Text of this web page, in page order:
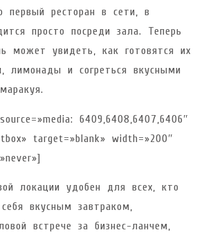
первый ресторан в сети, в
просто посреди зала. Теперь
может увидеть, как готовятся их
лимонады и согреться вкусными
6409,6408,6407,6406″
target=»blank» width=»200″
локации удобен для всех, кто
вкусным завтраком,
встрече за бизнес-ланчем,